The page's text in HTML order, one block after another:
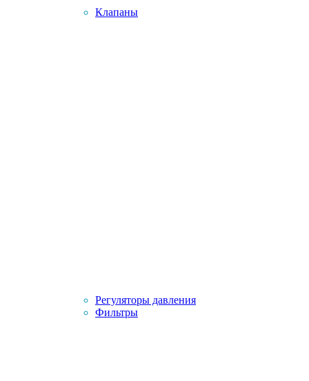
Клапаны
Регуляторы давления
Фильтры